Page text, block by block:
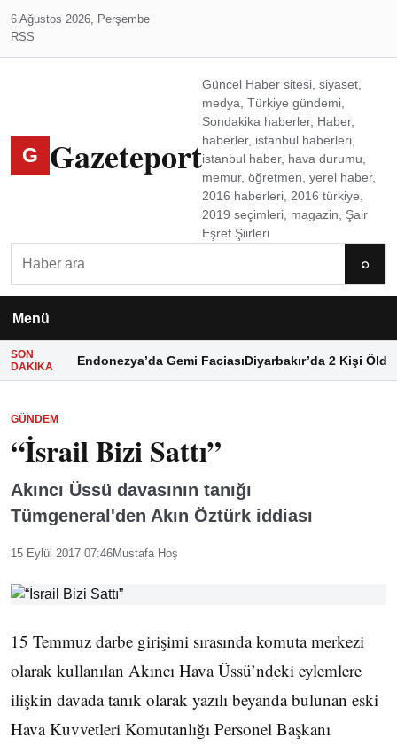
6 Ağustos 2026, Perşembe
RSS
G Gazeteport
Güncel Haber sitesi, siyaset,
medya, Türkiye gündemi,
Sondakika haberler, Haber,
haberler, istanbul haberleri,
istanbul haber, hava durumu,
memur, öğretmen, yerel haber,
2016 haberleri, 2016 türkiye,
2019 seçimleri, magazin, Şair
Eşref Şiirleri
⌕
Menü
SON
DAKIKA
Endonezya’da Gemi FaciasıDiyarbakır’da 2 Kişi Öldü
GÜNDEM
“İsrail Bizi Sattı”
Akıncı Üssü davasının tanığı
Tümgeneral'den Akın Öztürk iddiası
15 Eylül 2017 07:46Mustafa Hoş
15 Temmuz darbe girişimi sırasında komuta merkezi
olarak kullanılan Akıncı Hava Üssü’ndeki eylemlere
ilişkin davada tanık olarak yazılı beyanda bulunan eski
Hava Kuvvetleri Komutanlığı Personel Başkanı